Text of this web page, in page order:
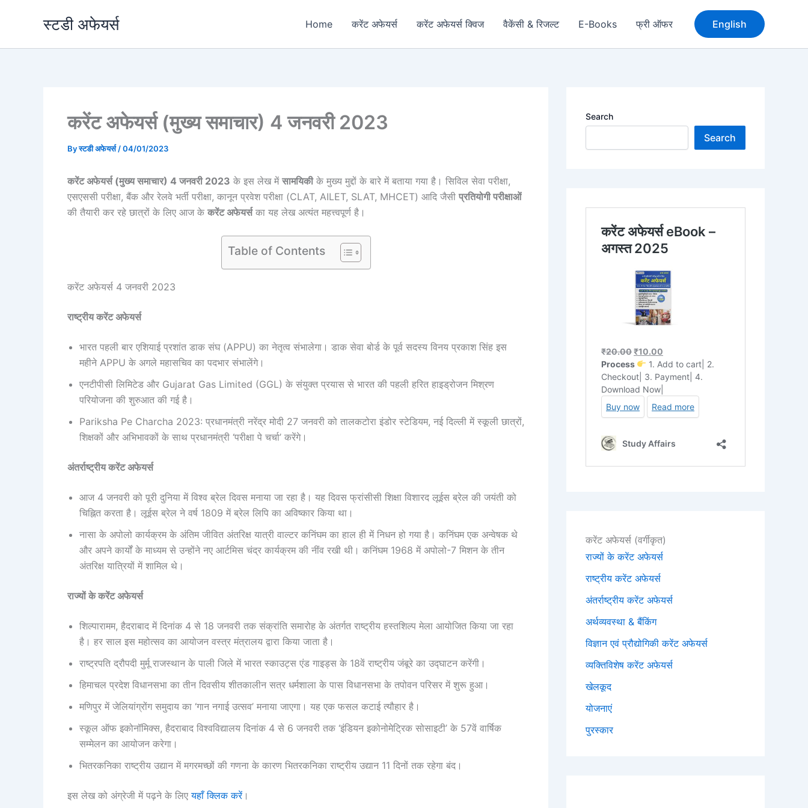
स्टडी अफेयर्स Home करेंट अफेयर्स करेंट अफेयर्स क्विज वैकेंसी & रिजल्ट E-Books फ्री ऑफर English
करेंट अफेयर्स (मुख्य समाचार) 4 जनवरी 2023
Byस्टडी अफेयर्स/04/01/2023
करेंट अफेयर्स (मुख्य समाचार) 4 जनवरी 2023 के इस लेख में सामयिकीके मुख्य मुद्दों के बारे में बताया गया है। सिविल सेवा परीक्षा,
एसएससी परीक्षा, बैंक और रेलवे भर्ती परीक्षा, कानून प्रवेश परीक्षा (CLAT, AILET, SLAT, MHCET) आदि जैसी प्रतियोगी परीक्षाओं
की तैयारी कर रहे छात्रों के लिए आज के करेंट अफेयर्सका यह लेख अत्यंत महत्त्वपूर्ण है।
Table of Contents
करेंट अफेयर्स 4 जनवरी 2023
राष्ट्रीय करेंट अफेयर्स
भारत पहली बार एशियाई प्रशांत डाक संघ (APPU) का नेतृत्व संभालेगा। डाक सेवा बोर्ड के पूर्व सदस्य विनय प्रकाश सिंह इस
महीने APPU के अगले महासचिव का पदभार संभालेंगे।
एनटीपीसी लिमिटेड और Gujarat Gas Limited (GGL) के संयुक्त प्रयास से भारत की पहली हरित हाइड्रोजन मिश्रण
परियोजना की शुरुआत की गई है।
Pariksha Pe Charcha 2023: प्रधानमंत्री नरेंद्र मोदी 27 जनवरी को तालकटोरा इंडोर स्टेडियम, नई दिल्ली में स्कूली छात्रों,
शिक्षकों और अभिभावकों के साथ प्रधानमंत्री ‘परीक्षा पे चर्चा’ करेंगे।
अंतर्राष्ट्रीय करेंट अफेयर्स
आज 4 जनवरी को पूरी दुनिया में विश्‍व ब्रेल दिवस मनाया जा रहा है। यह दिवस फ्रांसीसी शिक्षा विशारद लूईस ब्रेल की जयंती को
चिह्नित करता है। लूईस ब्रेल ने वर्ष 1809 में ब्रेल लिपि का अविष्‍कार किया था।
नासा के अपोलो कार्यक्रम के अंतिम जीवित अंतरिक्ष यात्री वाल्टर कनिंघम का हाल ही में निधन हो गया है। कनिंघम एक अन्वेषक थे
और अपने कार्यों के माध्यम से उन्होंने नए आर्टमिस चंद्र कार्यक्रम की नींव रखी थी। कनिंघम 1968 में अपोलो-7 मिशन के तीन
अंतरिक्ष यात्रियों में शामिल थे।
राज्यों के करेंट अफेयर्स
शिल्पारामम, हैदराबाद में दिनांक 4 से 18 जनवरी तक संक्रांति समारोह के अंतर्गत राष्ट्रीय हस्तशिल्प मेला आयोजित किया जा रहा
है। हर साल इस महोत्सव का आयोजन वस्त्र मंत्रालय द्वारा किया जाता है।
राष्ट्रपति द्रौपदी मुर्मू राजस्थान के पाली जिले में भारत स्काउट्स एंड गाइड्स के 18वें राष्ट्रीय जंबूरे का उद्घाटन करेंगी।
हिमाचल प्रदेश विधानसभा का तीन दिवसीय शीतकालीन सत्र धर्मशाला के पास विधानसभा के तपोवन परिसर में शुरू हुआ।
मणिपुर में जेलियांग्रोंग समुदाय का ‘गान नगाई उत्सव’ मनाया जाएगा। यह एक फसल कटाई त्यौहार है।
स्कूल ऑफ इकोनॉमिक्स, हैदराबाद विश्वविद्यालय दिनांक 4 से 6 जनवरी तक ‘इंडियन इकोनोमेट्रिक सोसाइटी’ के 57वें वार्षिक
सम्मेलन का आयोजन करेगा।
भितरकनिका राष्ट्रीय उद्यान में मगरमच्छों की गणना के कारण भितरकनिका राष्ट्रीय उद्यान 11 दिनों तक रहेगा बंद।
इस लेख को अंग्रेजी में पढ़ने के लिएयहाँ क्लिक करें।
Search
Search
करेंट अफेयर्स (वर्गीकृत)
राज्यों के करेंट अफेयर्स
राष्ट्रीय करेंट अफेयर्स
अंतर्राष्ट्रीय करेंट अफेयर्स
अर्थव्यवस्था & बैंकिंग
विज्ञान एवं प्रौद्योगिकी करेंट अफेयर्स
व्यक्तिविशेष करेंट अफेयर्स
खेलकूद
योजनाएं
पुरस्कार